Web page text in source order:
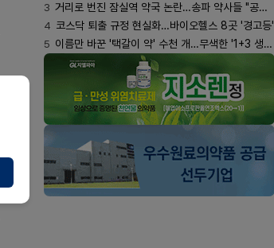
3 거리로 번진 잠실역 약국 논란…송파 약사들 "공공성 훼손"
4 코스닥 퇴출 규정 현실화…바이오헬스 8곳 '경고등'
5 이름만 바꾼 '택갈이 약' 수천 개…무색한 '1+3 생동'